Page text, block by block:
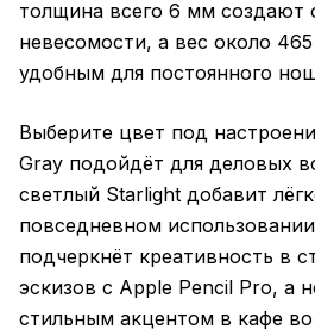
толщина всего 6 мм
невесомости, а вес около
удобным для постоянного
Выберите цвет под
Gray подойдёт для деловых
светлый Starlight добавит
повседневном
подчеркнёт креативность в
эскизов с Apple Pencil Pro, а
стильным акцентом в кафе